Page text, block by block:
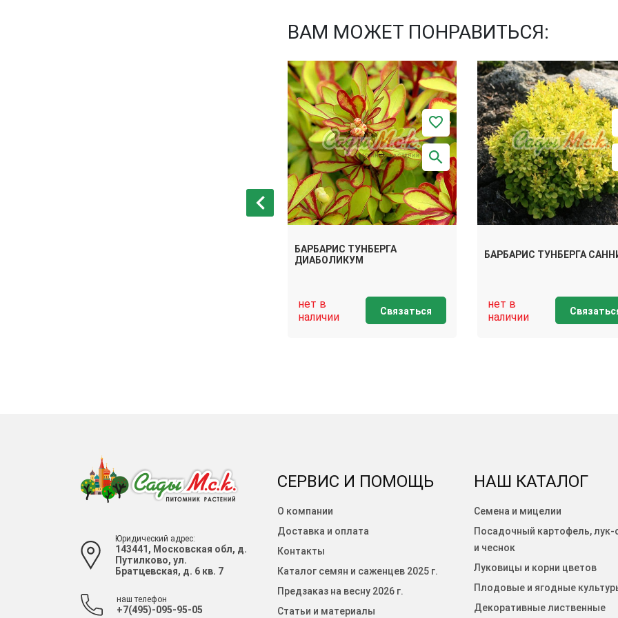
ВАМ МОЖЕТ ПОНРАВИТЬСЯ:
БАРБАРИС ТУНБЕРГА
ДИАБОЛИКУМ
нет в
наличии
Связаться
БАРБАРИС ТУНБЕРГА
нет в
наличии
Юридический адрес:
143441, Московская обл, д.
Путилково, ул.
Братцевская, д. 6 кв. 7
наш телефон
+7(495)-095-95-05
СЕРВИС И ПОМОЩЬ
О компании
Доставка и оплата
Контакты
Каталог семян и саженцев 2025 г.
Предзаказ на весну 2026 г.
Статьи и материалы
НАШ КАТАЛОГ
Семена и мицелии
Посадочный картофель, лук-
и чеснок
Луковицы и корни цветов
Плодовые и ягодные
Декоративные лиственные